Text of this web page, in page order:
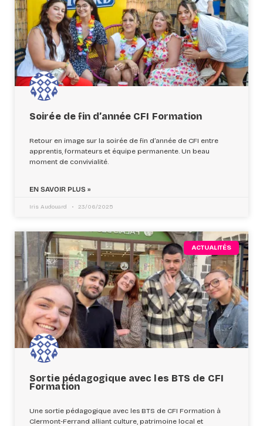
Soirée de fin d’année CFI Formation
Retour en image sur la soirée de fin d’année de CFI entre
apprentis, formateurs et équipe permanente. Un beau
moment de convivialité.
EN SAVOIR PLUS »
Iris Audouard 23/06/2025
ACTUALITÉS
Sortie pédagogique avec les BTS de CFI
Formation
Une sortie pédagogique avec les BTS de CFI Formation à
Clermont-Ferrand alliant culture, patrimoine local et